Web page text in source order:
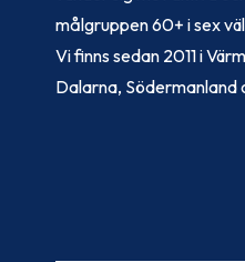
målgruppen 60+ i sex
Vi finns sedan 2011 i
Dalarna, Södermanland